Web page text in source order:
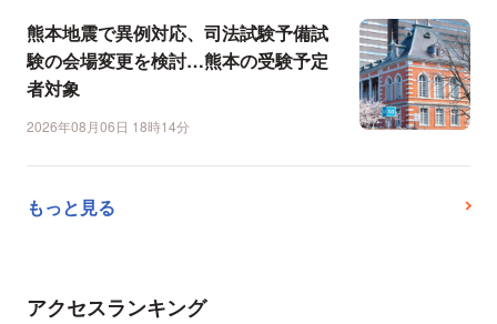
熊本地震で異例対応、司法試験予備試
験の会場変更を検討…熊本の受験予定
者対象
2026年08月06日 18時14分
もっと見る
アクセスランキング